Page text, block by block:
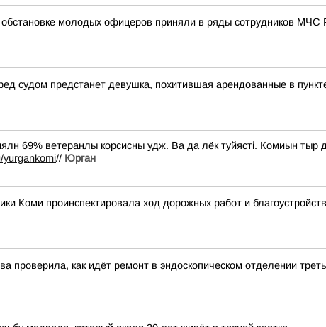
молодых офицеров приняли в ряды сотрудников МЧС
судом предстанет девушка, похитившая арендованные в
69% ветеранлы корсисны удж. Ва да лёк туйясті. Комиын
yurgankomi// Юрган
Коми проинспектировала ход дорожных работ и
проверила, как идёт ремонт в эндоскопическом отделении